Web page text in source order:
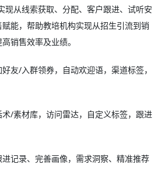
现从线索获取、分配、客户跟进、试听安
能，帮助教培机构实现从招生引流到销
销售效率及业绩。
友/入群领券，自动欢迎语，渠道标签，
/素材库，访问雷达，自定义标签，跟进
记录、完善画像，需求洞察、精准推荐